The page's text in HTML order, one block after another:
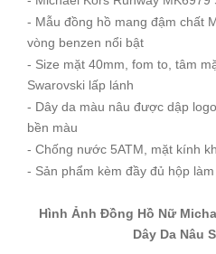
- Mẫu đồng hồ mang đậm chất
vòng benzen nổi bật
- Size mặt 40mm, fom to, tâm
Swarovski lấp lánh
- Dây da màu nâu được dập
bền màu
- Chống nước 5ATM, mặt kính
- Sản phẩm kèm đầy đủ hộp
Hình Ảnh Đồng Hồ Nữ
Dây Da Nâu